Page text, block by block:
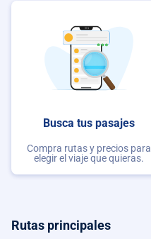
Busca tus pasajes
Compra rutas y precios para
elegir el viaje que quieras.
Rutas principales